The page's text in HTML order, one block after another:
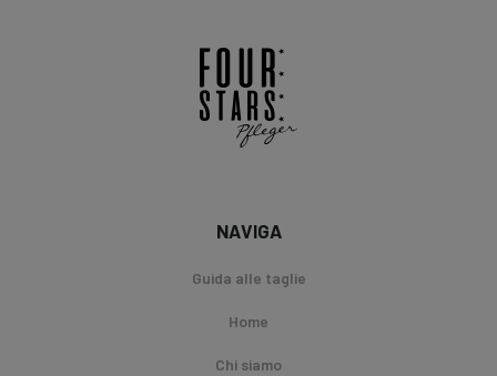
NAVIGA
Guida alle taglie
Home
Chi siamo